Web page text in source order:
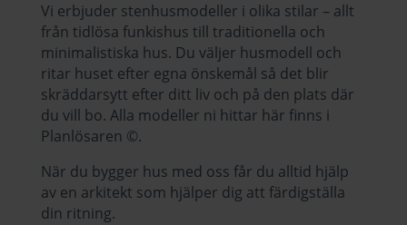
Vi erbjuder stenhusmodeller i olika stilar – allt
från tidlösa funkishus till traditionella och
minimalistiska hus. Du väljer husmodell och
ritar huset efter egna önskemål så det blir
skräddarsytt efter ditt liv och på den plats där
du vill bo. Alla modeller ni hittar här finns i
Planlösaren ©.
När du bygger hus med oss får du alltid hjälp
av en arkitekt som hjälper dig att färdigställa
din ritning.